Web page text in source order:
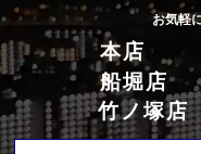
お気軽
本店
船堀店
竹ノ塚店